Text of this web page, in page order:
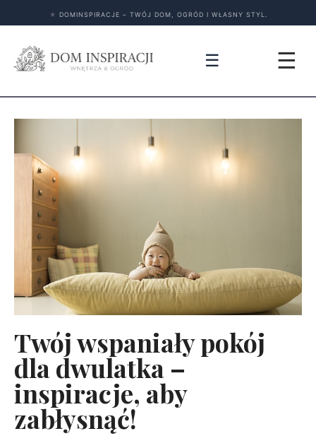
★ DOMINSPIRACJE – TWÓJ DOM, OGRÓD I WŁASNY STYL.
☰ ☰
Twój wspaniały pokój
dla dwulatka –
inspiracje, aby
zabłysnąć!